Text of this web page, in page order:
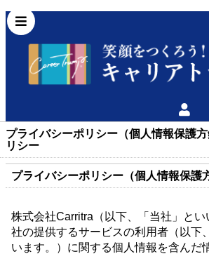
プライバシーポリシー（個人情報保護
リシー
プライバシーポリシー（個人情報保護
株式会社Carritra（以下、「当社」とい
社の提供するサービスの利用者（以下
います。）に関する個人情報を含んだ